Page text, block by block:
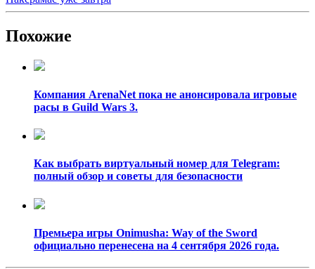
Похожие
Компания ArenaNet пока не анонсировала игровые
расы в Guild Wars 3.
Как выбрать виртуальный номер для Telegram:
полный обзор и советы для безопасности
Премьера игры Onimusha: Way of the Sword
официально перенесена на 4 сентября 2026 года.